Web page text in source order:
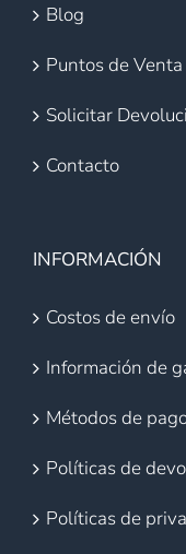
Blog
Puntos de Venta
Solicitar
Contacto
INFORMACIÓN
Costos de envío
Información de
Métodos de
Políticas de
Políticas de